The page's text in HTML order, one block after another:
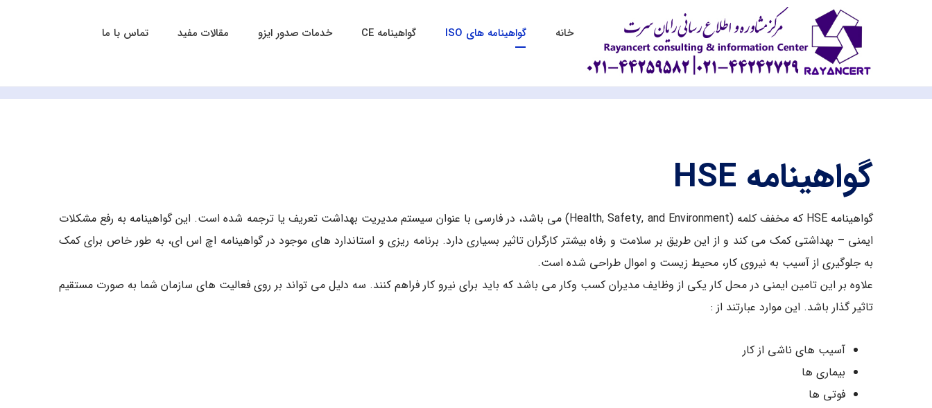
خانه گواهینامه های ISO گواهینامه CE خدمات صدور ایزو مقالات مفید تماس با ما
گواهینامه HSE
گواهینامه HSE که مخفف کلمه (Health, Safety, and Environment) می باشد، در فارسی با عنوان سیستم مدیریت بهداشت تعریف یا ترجمه شده است. این گواهینامه به رفع مشکلات
ایمنی – بهداشتی کمک می کند و از این طریق بر سلامت و رفاه بیشتر کارگران تاثیر بسیاری دارد. برنامه ریزی و استاندارد های موجود در گواهینامه اچ اس ای، به طور خاص برای کمک
به جلوگیری از آسیب به نیروی کار، محیط زیست و اموال طراحی شده است.
علاوه بر این تامین ایمنی در محل کار یکی از وظایف مدیران کسب وکار می باشد که باید برای نیرو کار فراهم کنند. سه دلیل می تواند بر روی فعالیت های سازمان شما به صورت مستقیم
تاثیر گذار باشد. این موارد عبارتند از :
آسیب های ناشی از کار
بیماری ها
فوتی ها